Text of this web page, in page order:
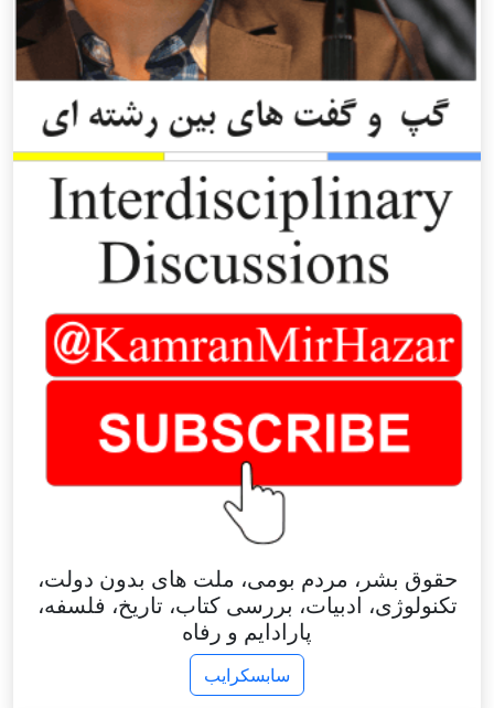
حقوق بشر، مردم بومی، ملت های بدون دولت،
تکنولوژی، ادبیات، بررسی کتاب، تاریخ، فلسفه،
پارادایم و رفاه
سابسکرایب